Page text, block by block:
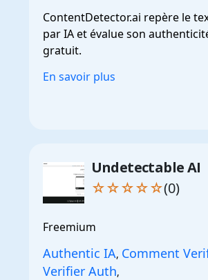
ContentDetector.ai repère le
par IA et évalue son
gratuit.
En savoir plus
Undetectable AI
☆☆☆☆☆(0)
Freemium
Authentic IA, Comment
Verifier Auth,